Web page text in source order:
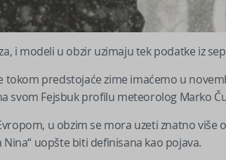
i modeli u obzir uzimaju tek podatke iz
tokom predstojaće zime imaćemo u
svom Fejsbuk profilu meteorolog Marko
u obzim se mora uzeti znatno više
uopšte biti definisana kao pojava.